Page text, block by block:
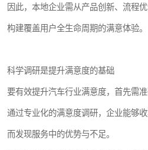
因此，本地企业需从产品创新、流程
构建覆盖用户全生命周期的满意体验。
科学调研是提升满意度的基础
要有效提升汽车行业满意度，首先需准
通过专业化的满意度调研，企业能够
而发现服务中的优势与不足。